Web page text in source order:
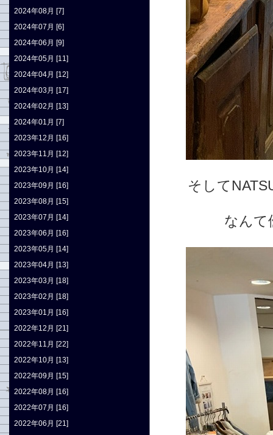
そして
なんて
2024年08月 [7]
2024年07月 [6]
2024年06月 [9]
2024年05月 [11]
2024年04月 [12]
2024年03月 [17]
2024年02月 [13]
2024年01月 [7]
2023年12月 [16]
2023年11月 [12]
2023年10月 [14]
2023年09月 [16]
2023年08月 [15]
2023年07月 [14]
2023年06月 [16]
2023年05月 [14]
2023年04月 [13]
2023年03月 [18]
2023年02月 [18]
2023年01月 [16]
2022年12月 [21]
2022年11月 [22]
2022年10月 [13]
2022年09月 [15]
2022年08月 [16]
2022年07月 [16]
2022年06月 [21]